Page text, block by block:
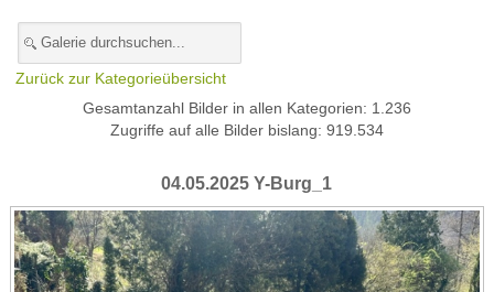
Zurück zur Kategorieübersicht
Gesamtanzahl Bilder in allen Kategorien: 1.236
Zugriffe auf alle Bilder bislang: 919.534
04.05.2025 Y-Burg_1